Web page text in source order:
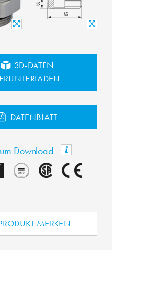
3D-DATEN
DATENBLATT
Download
MERKEN